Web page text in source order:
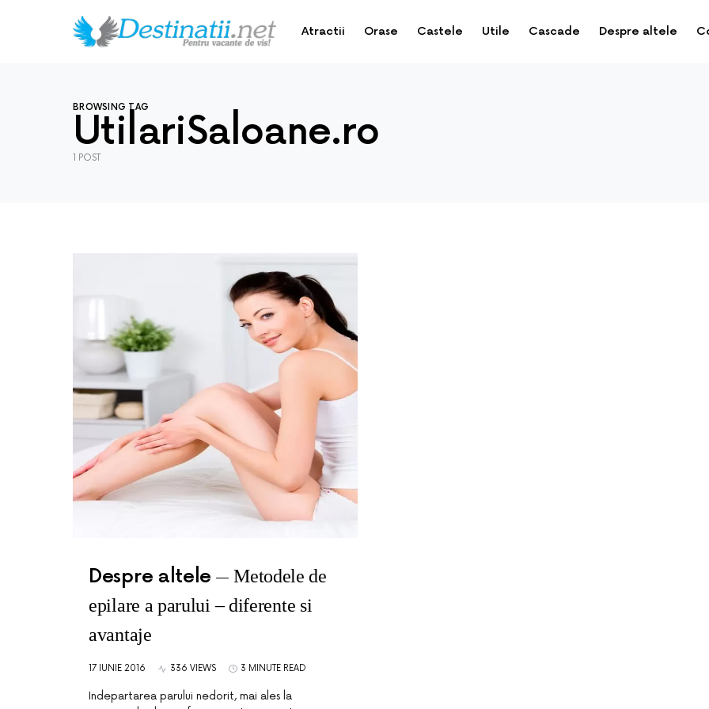
Atractii Orase Castele Utile Cascade Despre altele
BROWSING TAG
UtilariSaloane.ro
1 POST
Despre altele
Metodele de
epilare a parului – diferente si
avantaje
17 IUNIE 2016 336 VIEWS 3 MINUTE READ
Indepartarea parului nedorit, mai ales la